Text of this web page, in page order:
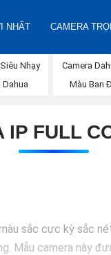
NHẤT CAMERA
Nhạy
Dahua
Camera
Màu Ban
IP FULL
sắc cực kỳ sắc
Mẫu camera này